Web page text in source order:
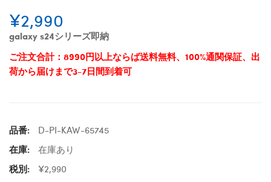
¥2,990
galaxy s24シリーズ即納
ご注文合計：8990円以上ならば送料無料、100%通関保証、出
荷から届けまで3-7日間到着可
品番:
D-PI-KAW-65745
在庫:
在庫あり
税別:
¥2,990